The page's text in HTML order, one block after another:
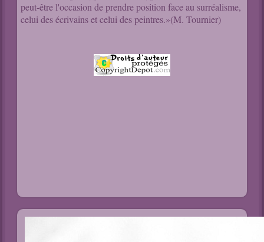
peut-être l'occasion de prendre position face au surréalisme,
celui des écrivains et celui des peintres.»(M. Tournier)